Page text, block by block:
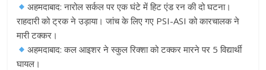
अहमदाबाद: नारोल सर्कल पर एक घंटे में हिट एंड रन की दो घटना।
राहदारी को ट्रक ने उड़ाया। जांच के लिए गए PSI-ASI को कारचालक ने
मारी टक्कर।
अहमदाबाद: कल आइशर ने स्कुल रिक्शा को टक्कर मारने पर 5 विद्यार्थी
घायल।